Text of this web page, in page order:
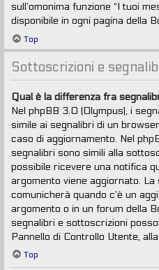
sull’omonima funzione “I tuoi
disponibile in ogni pagina della
Top
Sottoscrizioni e
Qual è la differenza fra
Nel phpBB 3.0 (Olympus), i
simile ai segnalibri di un
caso di aggiornamento. Nel
segnalibri sono simili alla
possibile ricevere una notifica
argomento viene aggiornato.
comunicherà quando c’è un
argomento o in un forum della
segnalibri e sottoscrizioni
Pannello di Controllo Utente,
Top